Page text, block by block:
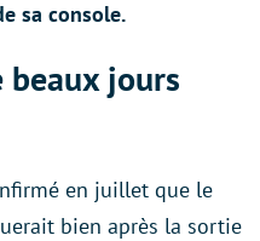
sa console.
beaux jours
en juillet que le
bien après la sortie